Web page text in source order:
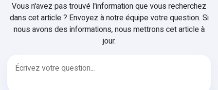
Vous n'avez pas trouvé l'information que vous recherchez
dans cet article ? Envoyez à notre équipe votre question. Si
nous avons des informations, nous mettrons cet article à
jour.